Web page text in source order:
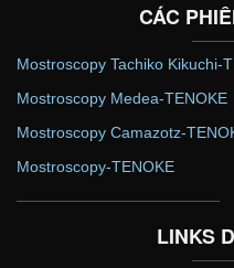
CÁC
Mostroscopy Tachiko Kikuchi-
Mostroscopy Medea-TENOKE
Mostroscopy Camazotz-
Mostroscopy-TENOKE
LINKS